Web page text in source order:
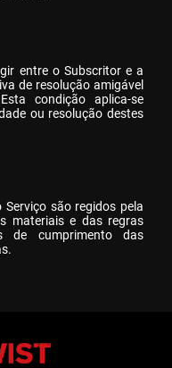
entre o Subscritor e a
de resolução amigável
condição aplica-se
ou resolução destes
Serviço são regidos pela
materiais e das regras
de cumprimento das